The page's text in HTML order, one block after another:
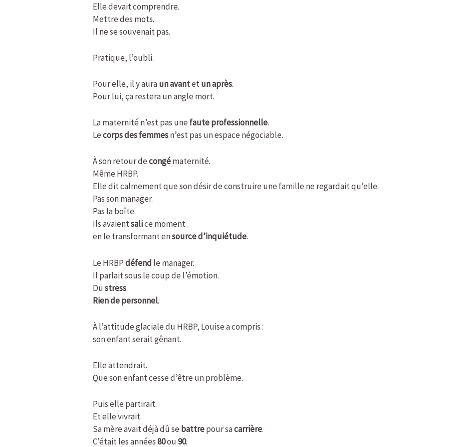
Elle devait comprendre.
Mettre des mots.
Il ne se souvenait pas.
Pratique, l’oubli.
Pour elle, il y auraun avantetun après.
Pour lui, ça restera un angle mort.
La maternité n’est pas une faute professionnelle.
Lecorps des femmesn’est pas un espace négociable.
À son retour decongématernité.
Même HRBP.
Elle dit calmement que son désir de construire une famille ne regardait qu’elle.
Pas son manager.
Pas la boîte.
Ils avaientsalice moment
en le transformant ensource d’inquiétude.
Le HRBPdéfend le manager.
Il parlait sous le coup de l’émotion.
Dustress.
Rien de personnel.
À l’attitude glaciale du HRBP, Louise a compris :
son enfant serait gênant.
Elle attendrait.
Que son enfant cesse d’être un problème.
Puis elle partirait.
Et elle vivrait.
Sa mère avait déjà dû se battrepour sacarrière.
C’était les années80ou90.